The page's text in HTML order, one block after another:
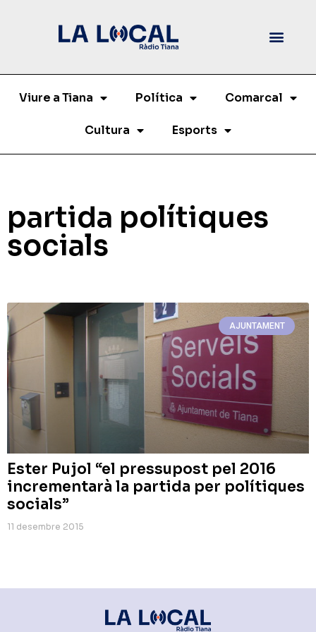
Viure a Tiana Política Comarcal
Cultura Esports
partida polítiques
socials
AJUNTAMENT
Ester Pujol “el pressupost pel 2016
incrementarà la partida per polítiques
socials”
11 desembre 2015